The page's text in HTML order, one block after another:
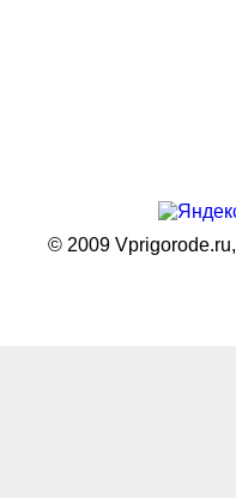
© 2009 Vprigorode.ru,